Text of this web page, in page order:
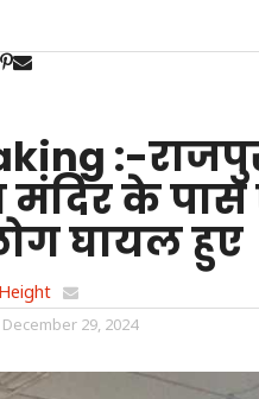
:-
के पास
घायल हुए
December 29, 2024